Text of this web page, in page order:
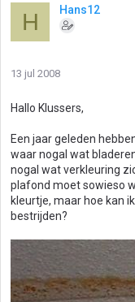
H Hans12
13 jul 2008
Hallo Klussers,
Een jaar geleden
waar nogal wat
nogal wat verkleuring
plafond moet sowieso
kleurtje, maar hoe kan
bestrijden?